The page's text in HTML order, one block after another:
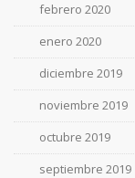
febrero 2020
enero 2020
diciembre 2019
noviembre 2019
octubre 2019
septiembre 2019